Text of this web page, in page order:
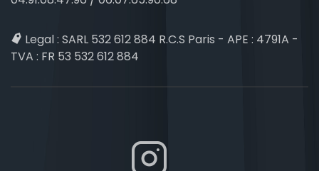
Legal : SARL 532 612 884 R.C.S Paris - APE : 4791A -
TVA : FR 53 532 612 884